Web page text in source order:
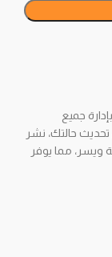
جميع
حالتك، نشر
ويسر، مما يوفر